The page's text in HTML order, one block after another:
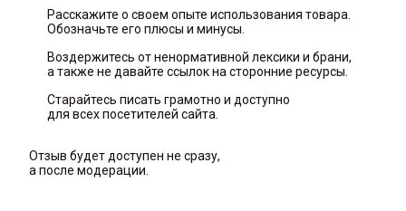
Расскажите о своем опыте использования товара.
Обозначьте его плюсы и минусы.
Воздержитесь от ненормативной лексики и брани,
а также не давайте ссылок на сторонние ресурсы.
Старайтесь писать грамотно и доступно
для всех посетителей сайта.
Отзыв будет доступен не сразу,
а после модерации.